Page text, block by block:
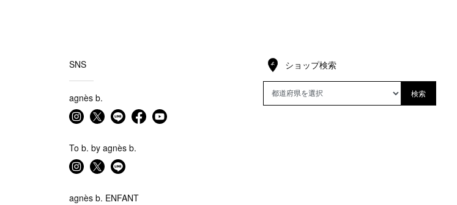
SNS
agnès b.
To b. by agnès b.
agnès b. ENFANT
ショップ検索
検索